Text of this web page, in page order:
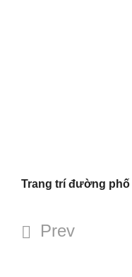
Trang trí đường phố
Prev